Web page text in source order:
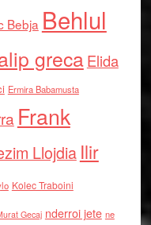
Bebja Behlul
grecaElida
Ermira Babamusta
Frank
Llojdia Ilir
Kolec Traboini
Gecaj nderroi jete ne